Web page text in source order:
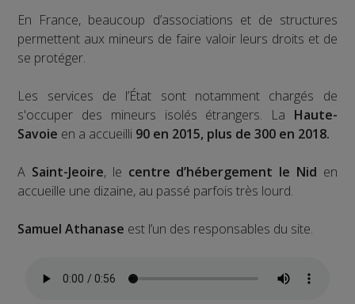
En France, beaucoup d’associations et de structures
permettent aux mineurs de faire valoir leurs droits et de
se protéger.
Les services de l’État sont notamment chargés de
s'occuper des mineurs isolés étrangers. La Haute-
Savoie en a accueilli 90 en 2015, plus de 300 en 2018.
A Saint-Jeoire, le centre d’hébergement le Nid en
accueille une dizaine, au passé parfois très lourd.
Samuel Athanase est l’un des responsables du site.